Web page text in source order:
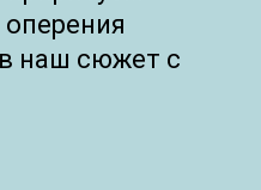
наш сюжет с